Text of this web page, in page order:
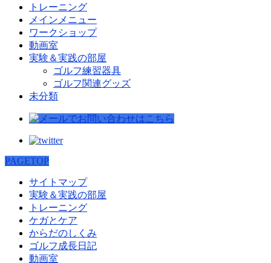
トレーニング
メインメニュー
ワークショップ
動画室
実験＆実践の部屋
ゴルフ練習器具
ゴルフ関連グッズ
未分類
PAGETOP
サイトマップ
実験＆実践の部屋
トレーニング
ケガとケア
からだのしくみ
ゴルフ成長日記
動画室